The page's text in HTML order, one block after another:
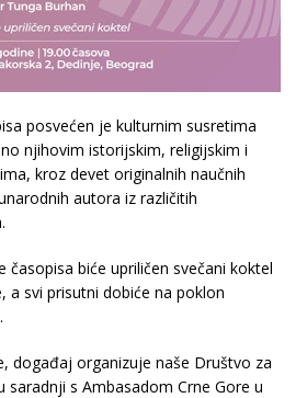
posvećen je kulturnim susretima
njihovim istorijskim, religijskim i
kroz devet originalnih naučnih
autora iz različitih
časopisa biće upriličen svečani koktel
a svi prisutni dobiće na poklon
događaj organizuje naše Društvo za
saradnji s Ambasadom Crne Gore u